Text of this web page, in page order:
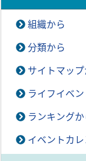
組織から
分類から
サイトマップ
ライフイベ
ランキングか
イベントカ